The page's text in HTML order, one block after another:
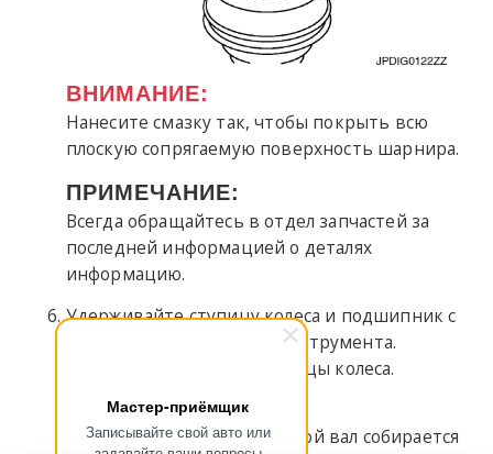
Мастер-приёмщик
Записывайте свой авто или
ВНИМАНИЕ:
Нанесите смазку так, чтобы покрыть всю
плоскую сопрягаемую поверхность шарнира.
ПРИМЕЧАНИЕ:
Всегда обращайтесь в отдел запчастей за
последней информацией о деталях
информацию.
Удерживайте ступицу колеса и подшипник с
помощью подходящего инструмента.
Затяните контргайку ступицы колеса.
ВНИМАНИЕ:
Поскольку приводной вал собирается